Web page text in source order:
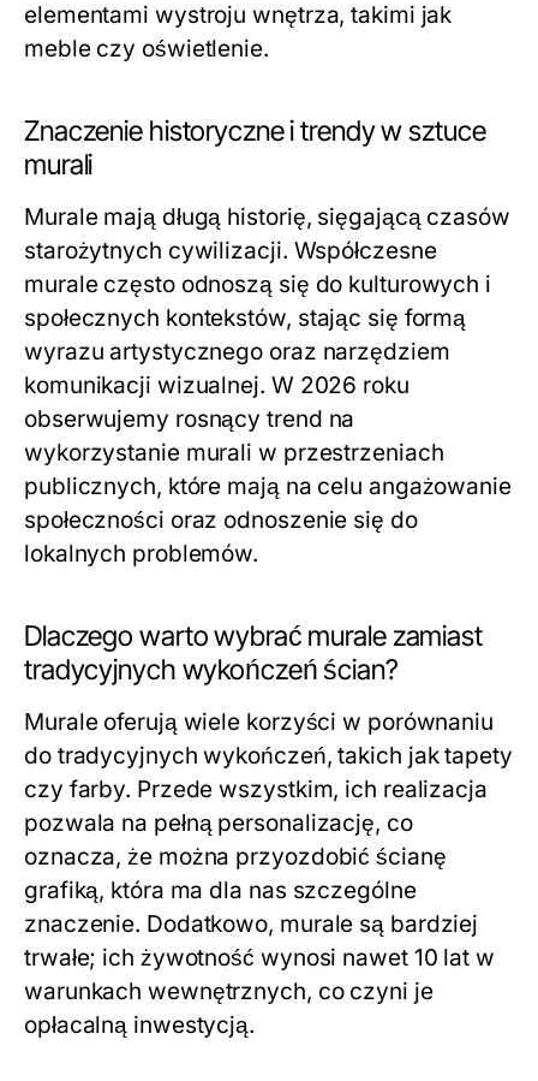
elementami wystroju wnętrza, takimi jak
meble czy oświetlenie.
Znaczenie historyczne i trendy w sztuce
murali
Murale mają długą historię, sięgającą czasów
starożytnych cywilizacji. Współczesne
murale często odnoszą się do kulturowych i
społecznych kontekstów, stając się formą
wyrazu artystycznego oraz narzędziem
komunikacji wizualnej. W 2026 roku
obserwujemy rosnący trend na
wykorzystanie murali w przestrzeniach
publicznych, które mają na celu angażowanie
społeczności oraz odnoszenie się do
lokalnych problemów.
Dlaczego warto wybrać murale zamiast
tradycyjnych wykończeń ścian?
Murale oferują wiele korzyści w porównaniu
do tradycyjnych wykończeń, takich jak tapety
czy farby. Przede wszystkim, ich realizacja
pozwala na pełną personalizację, co
oznacza, że można przyozdobić ścianę
grafiką, która ma dla nas szczególne
znaczenie. Dodatkowo, murale są bardziej
trwałe; ich żywotność wynosi nawet 10 lat w
warunkach wewnętrznych, co czyni je
opłacalną inwestycją.